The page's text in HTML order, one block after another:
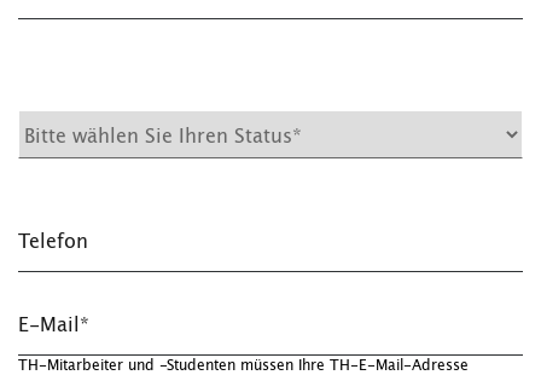
Telefon
E-Mail*
TH-Mitarbeiter und -Studenten müssen Ihre TH-E-Mail-Adresse